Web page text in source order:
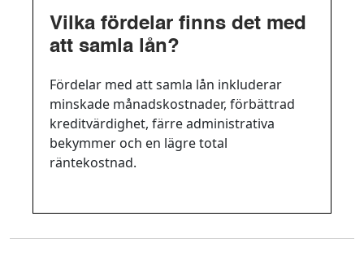
Vilka fördelar finns det med
att samla lån?
Fördelar med att samla lån inkluderar
minskade månadskostnader, förbättrad
kreditvärdighet, färre administrativa
bekymmer och en lägre total
räntekostnad.